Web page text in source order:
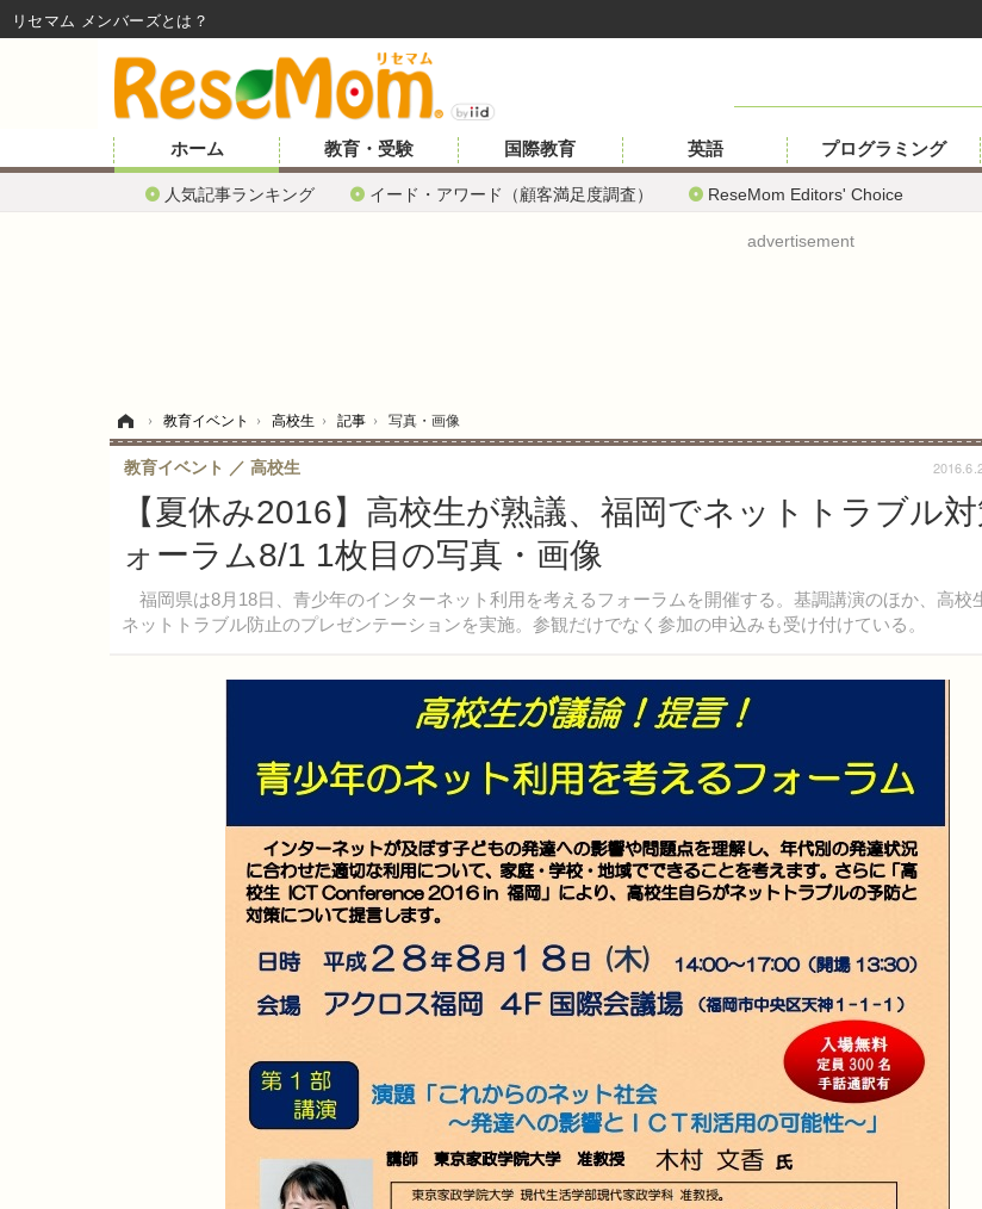
ホーム
人気記事ランキング イード・アワード（顧客満足度調査） ReseMom Editors' Choice
教育・受験 国際教育 英語 プログラミング
advertisement
› 教育イベント › 高校生 › 記事 › 写真・画像
【夏休み2016】高校生が熟議、福岡でネットトラブル
ォーラム8/1 1枚目の写真・画像
福岡県は8月18日、青少年のインターネット利用を考えるフォーラムを開催する。基調講演のほか、高校
ネットトラブル防止のプレゼンテーションを実施。参観だけでなく参加の申込みも受け付けている。
教育イベント 高校生
リセマム メンバーズ